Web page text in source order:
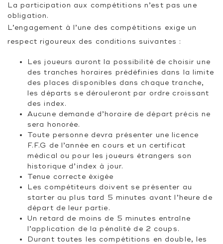
La participation aux compétitions n’est pas une
obligation.
L’engagement à l’une des compétitions exige un
respect rigoureux des conditions suivantes :
Les joueurs auront la possibilité de choisir une
des tranches horaires prédéfinies dans la limite
des places disponibles dans chaque tranche,
les départs se dérouleront par ordre croissant
des index.
Aucune demande d’horaire de départ précis ne
sera honorée.
Toute personne devra présenter une licence
F.F.G de l’année en cours et un certificat
médical ou pour les joueurs étrangers son
historique d’index à jour.
Tenue correcte èxigée
Les compétiteurs doivent se présenter au
starter au plus tard 5 minutes avant l’heure de
départ de leur partie.
Un retard de moins de 5 minutes entraîne
l’application de la pénalité de 2 coups.
Durant toutes les compétitions en double, les